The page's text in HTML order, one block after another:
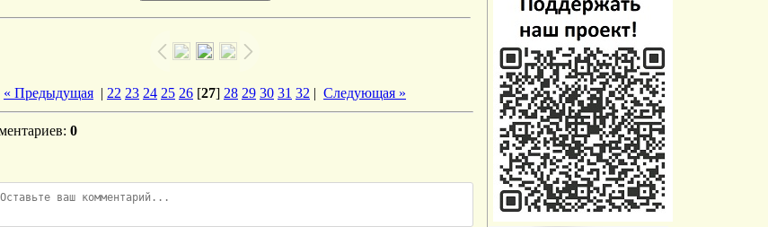
« Предыдущая | 22 23 24 25 26 [27] 28 29 30 31 32 | Следующая »
: 0